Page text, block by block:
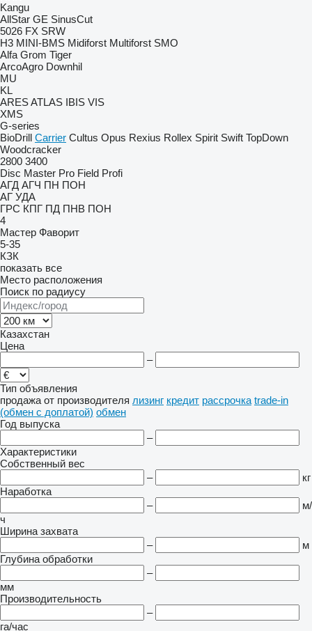
Kangu
AllStar GE SinusCut
5026 FX SRW
H3 MINI-BMS Midiforst Multiforst SMO
Alfa Grom Tiger
ArcoAgro Downhil
MU
KL
ARESATLAS IBIS VIS
XMS
G-series
BioDrill Carrier Cultus Opus Rexius Rollex Spirit Swift TopDown
Woodcracker
2800 3400
Disc Master Pro Field Profi
АГД АГЧ ПН ПОН
АГ УДА
ГРС КПГ ПД ПНВ ПОН
4
Мастер Фаворит
5-35
КЗК
показать все
Место расположения
Поиск по радиусу
Казахстан
Цена
–
Тип объявления
продажа от производителя лизинг кредит рассрочка trade-in
(обмен с доплатой) обмен
Год выпуска
–
Характеристики
Собственный вес
–
кг
Наработка
–
м/
ч
Ширина захвата
–
м
Глубина обработки
–
мм
Производительность
–
га/час